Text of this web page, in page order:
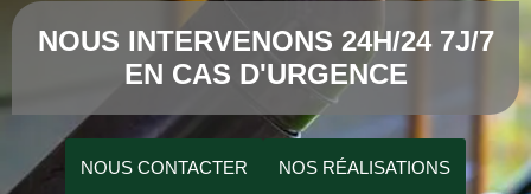
NOUS INTERVENONS 24H/24 7J/7
EN CAS D'URGENCE
NOUS CONTACTER NOS RÉALISATIONS